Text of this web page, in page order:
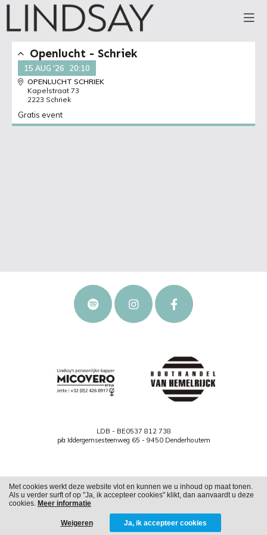
Openlucht - Schriek
15 AUG '26 20:10
OPENLUCHT SCHRIEK
Kapelstraat 73
2223 Schriek
Gratis event
LDB - BE0537 812 738
p/a Iddergemsesteenweg 65 - 9450 Denderhoutem
Cookies Privacy
FROM ALWAYS AWAKE
Met cookies werkt deze website vlot en kunnen we u inhoud op maat tonen.
Als u verder surft of op "Ja, ik accepteer cookies" klikt, dan aanvaardt u deze
cookies. Meer informatie
Weigeren Ja, ik accepteer cookies